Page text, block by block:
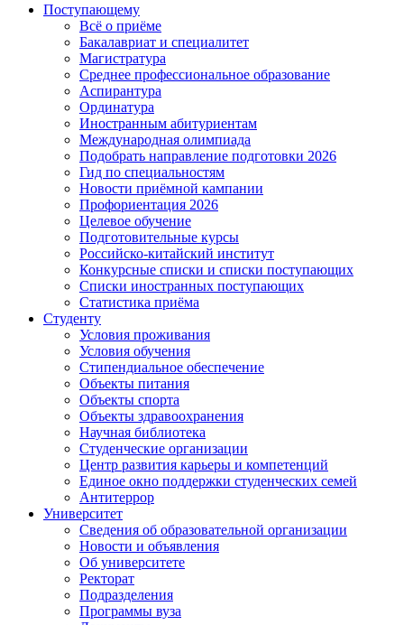
Поступающему
Всё о приёме
Бакалавриат и специалитет
Магистратура
Среднее профессиональное образование
Аспирантура
Ординатура
Иностранным абитуриентам
Международная олимпиада
Подобрать направление подготовки 2026
Гид по специальностям
Новости приёмной кампании
Профориентация 2026
Целевое обучение
Подготовительные курсы
Российско-китайский институт
Конкурсные списки и списки поступающих
Списки иностранных поступающих
Статистика приёма
Студенту
Условия проживания
Условия обучения
Стипендиальное обеспечение
Объекты питания
Объекты спорта
Объекты здравоохранения
Научная библиотека
Студенческие организации
Центр развития карьеры и компетенций
Единое окно поддержки студенческих семей
Антитеррор
Университет
Сведения об образовательной организации
Новости и объявления
Об университете
Ректорат
Подразделения
Программы вуза